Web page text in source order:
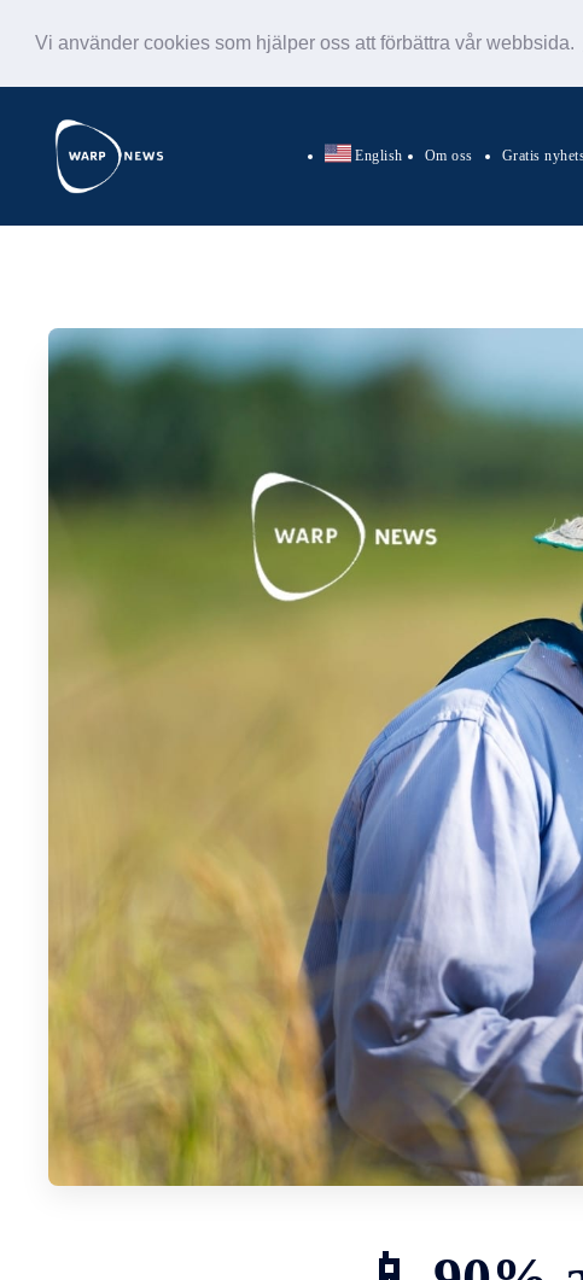
Vi använder cookies som hjälper oss att förbättra vår webbsida.
English Om oss Gratis